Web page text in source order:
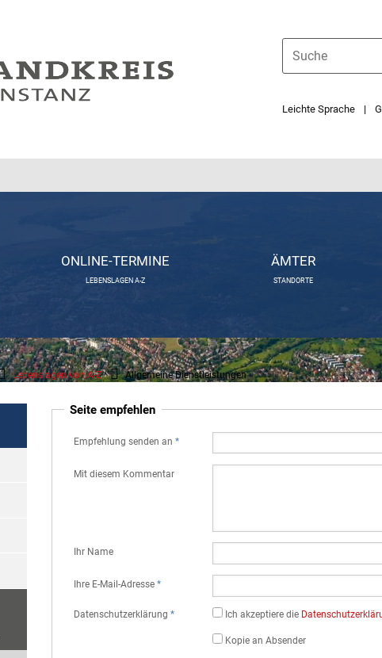
Leichte Sprache
ONLINE-TERMINE
LEBENSLAGEN A-Z
ÄMTER
STANDORTE
Lebenslagen von A-Z Allgemeine Dienstleistungen
Seite empfehlen
Empfehlung senden an *
Mit diesem Kommentar
Ihr Name
Ihre E-Mail-Adresse *
Datenschutz­erklärung* Ich akzeptiere die
Kopie an Absender